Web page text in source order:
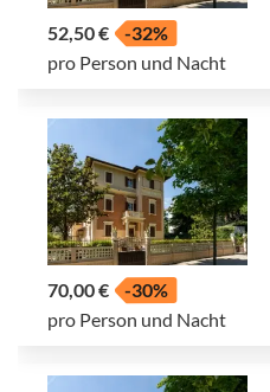
52,50 €
-32%
pro Person und Nacht
70,00 €
-30%
pro Person und Nacht